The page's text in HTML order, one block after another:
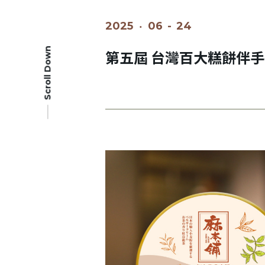
Scroll Down
2025 ‧ 06 - 24
第五屆 台灣百大糕餅伴